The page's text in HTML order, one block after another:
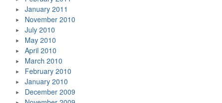
January 2011
November 2010
July 2010
May 2010
April 2010
March 2010
February 2010
January 2010
December 2009